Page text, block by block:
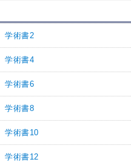
学術書2
学術書4
学術書6
学術書8
学術書10
学術書12